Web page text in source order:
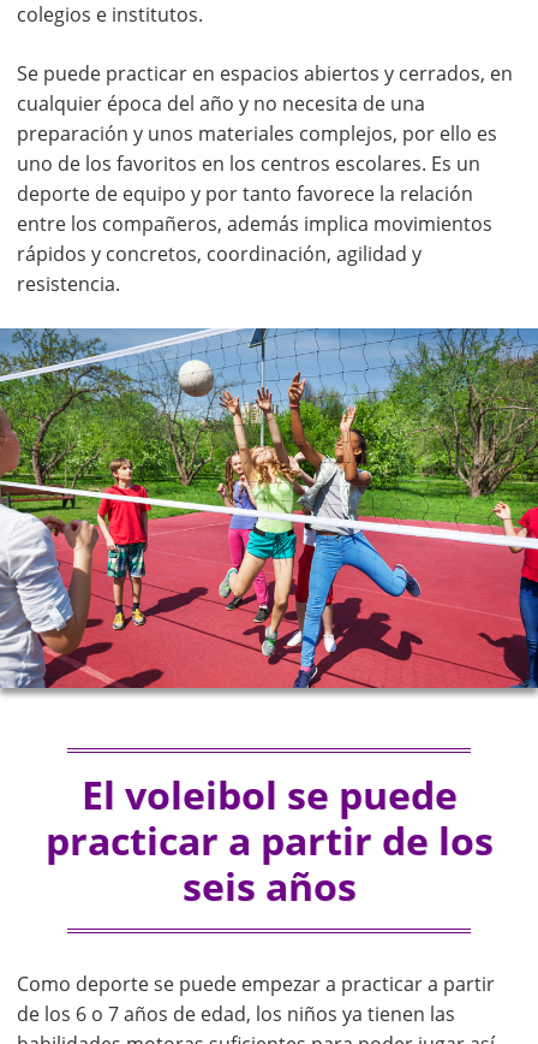
colegios e institutos.
Se puede practicar en espacios abiertos y cerrados, en
cualquier época del año y no necesita de una
preparación y unos materiales complejos, por ello es
uno de los favoritos en los centros escolares. Es un
deporte de equipo y por tanto favorece la relación
entre los compañeros, además implica movimientos
rápidos y concretos, coordinación, agilidad y
resistencia.
El voleibol se puede
practicar a partir de los
seis años
Como deporte se puede empezar a practicar a partir
de los 6 o 7 años de edad, los niños ya tienen las